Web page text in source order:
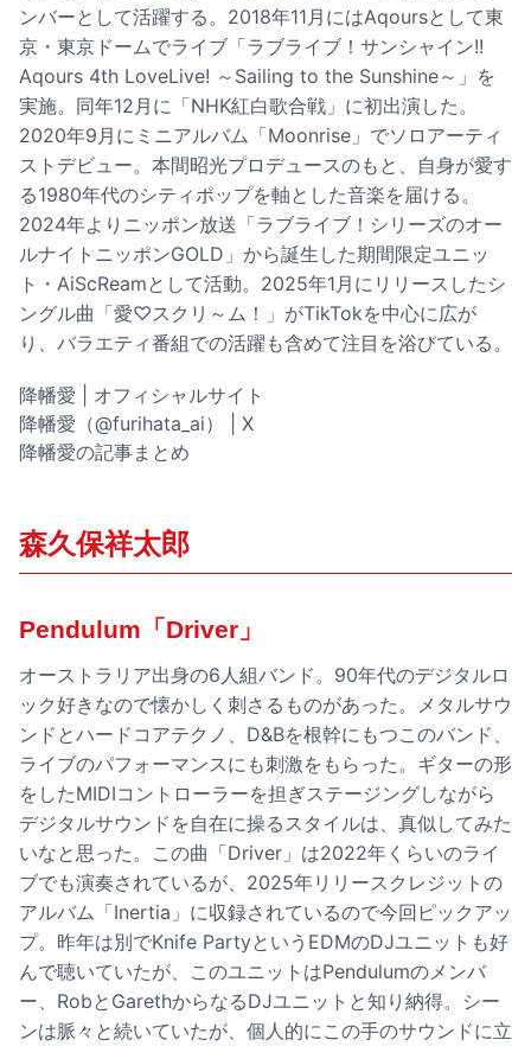
ンバーとして活躍する。2018年11月にはAqoursとして東
京・東京ドームでライブ「ラブライブ！サンシャイン!!
Aqours 4th LoveLive! ～Sailing to the Sunshine～」を
実施。同年12月に「NHK紅白歌合戦」に初出演した。
2020年9月にミニアルバム「Moonrise」でソロアーティ
ストデビュー。本間昭光プロデュースのもと、自身が愛す
る1980年代のシティポップを軸とした音楽を届ける。
2024年よりニッポン放送「ラブライブ！シリーズのオー
ルナイトニッポンGOLD」から誕生した期間限定ユニッ
ト・AiScReamとして活動。2025年1月にリリースしたシ
ングル曲「愛♡スクリ～ム！」がTikTokを中心に広が
り、バラエティ番組での活躍も含めて注目を浴びている。
降幡愛 | オフィシャルサイト
降幡愛（@furihata_ai） | X
降幡愛の記事まとめ
森久保祥太郎
Pendulum「Driver」
オーストラリア出身の6人組バンド。90年代のデジタルロ
ック好きなので懐かしく刺さるものがあった。メタルサウ
ンドとハードコアテクノ、D&Bを根幹にもつこのバンド、
ライブのパフォーマンスにも刺激をもらった。ギターの形
をしたMIDIコントローラーを担ぎステージングしながら
デジタルサウンドを自在に操るスタイルは、真似してみた
いなと思った。この曲「Driver」は2022年くらいのライ
ブでも演奏されているが、2025年リリースクレジットの
アルバム「Inertia」に収録されているので今回ピックアッ
プ。昨年は別でKnife PartyというEDMのDJユニットも好
んで聴いていたが、このユニットはPendulumのメンバ
ー、RobとGarethからなるDJユニットと知り納得。シー
ンは脈々と続いていたが、個人的にこの手のサウンドに立